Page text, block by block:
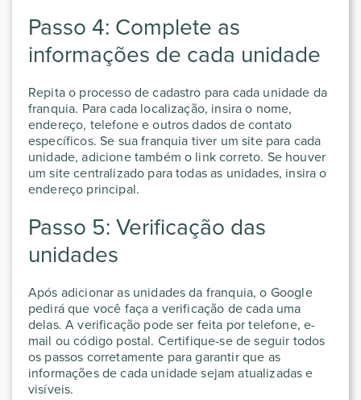
Passo 4: Complete as
informações de cada unidade
Repita o processo de cadastro para cada unidade da
franquia. Para cada localização, insira o nome,
endereço, telefone e outros dados de contato
específicos. Se sua franquia tiver um site para cada
unidade, adicione também o link correto. Se houver
um site centralizado para todas as unidades, insira o
endereço principal.
Passo 5: Verificação das
unidades
Após adicionar as unidades da franquia, o Google
pedirá que você faça a verificação de cada uma
delas. A verificação pode ser feita por telefone, e-
mail ou código postal. Certifique-se de seguir todos
os passos corretamente para garantir que as
informações de cada unidade sejam atualizadas e
visíveis.